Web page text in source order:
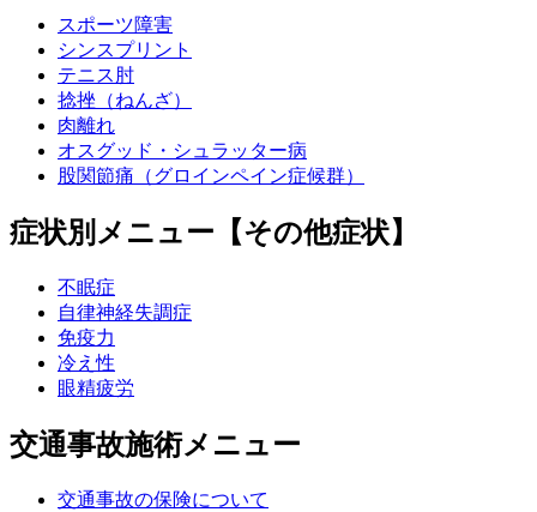
スポーツ障害
シンスプリント
テニス肘
捻挫（ねんざ）
肉離れ
オスグッド・シュラッター病
股関節痛（グロインペイン症候群）
症状別メニュー【その他症状】
不眠症
自律神経失調症
免疫力
冷え性
眼精疲労
交通事故施術メニュー
交通事故の保険について